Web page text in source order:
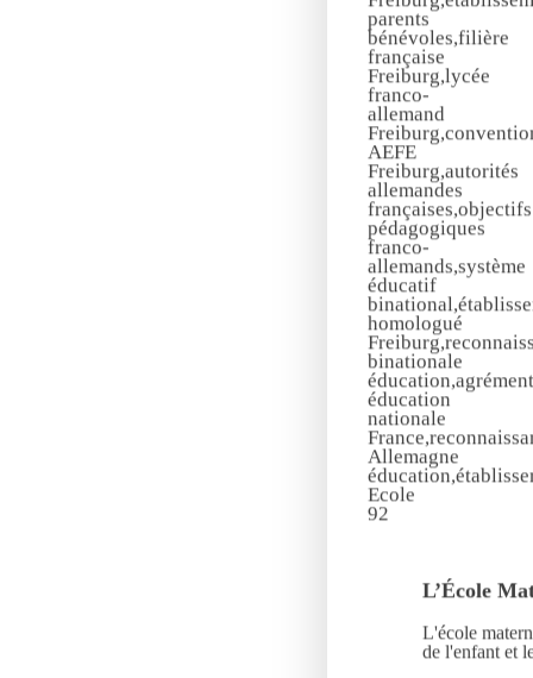
L’École
L'école
de l'enfant et